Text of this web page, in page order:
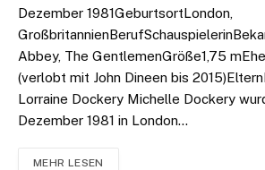
Dezember 1981GeburtsortLondon,
Abbey, The GentlemenGröße1,75
(verlobt mit John Dineen bis
Lorraine Dockery Michelle Dockery
Dezember 1981 in London…
MEHR LESEN